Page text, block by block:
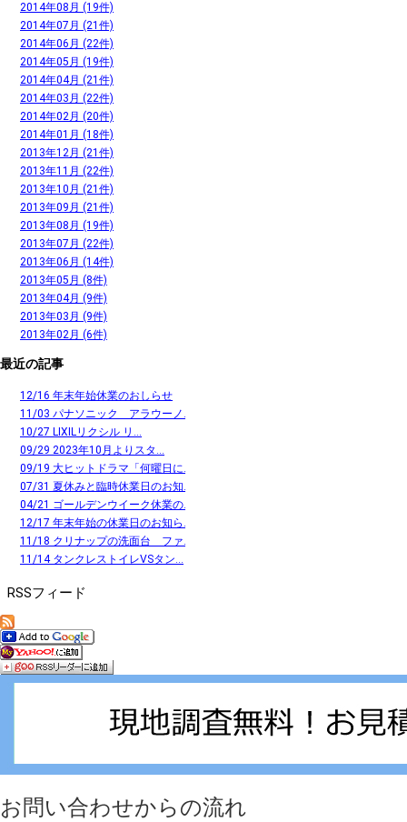
2014年08月 (19件)
2014年07月 (21件)
2014年06月 (22件)
2014年05月 (19件)
2014年04月 (21件)
2014年03月 (22件)
2014年02月 (20件)
2014年01月 (18件)
2013年12月 (21件)
2013年11月 (22件)
2013年10月 (21件)
2013年09月 (21件)
2013年08月 (19件)
2013年07月 (22件)
2013年06月 (14件)
2013年05月 (8件)
2013年04月 (9件)
2013年03月 (9件)
2013年02月 (6件)
最近の記事
12/16 年末年始休業のおしらせ
11/03 パナソニック アラウーノ...
10/27 LIXILリクシル リ...
09/29 2023年10月よりスタ...
09/19 大ヒットドラマ「何曜日に...
07/31 夏休みと臨時休業日のお知...
04/21 ゴールデンウイーク休業の...
12/17 年末年始の休業日のお知ら...
11/18 クリナップの洗面台 ファ...
11/14 タンクレストイレVSタン...
RSSフィード
お問い合わせからの流れ